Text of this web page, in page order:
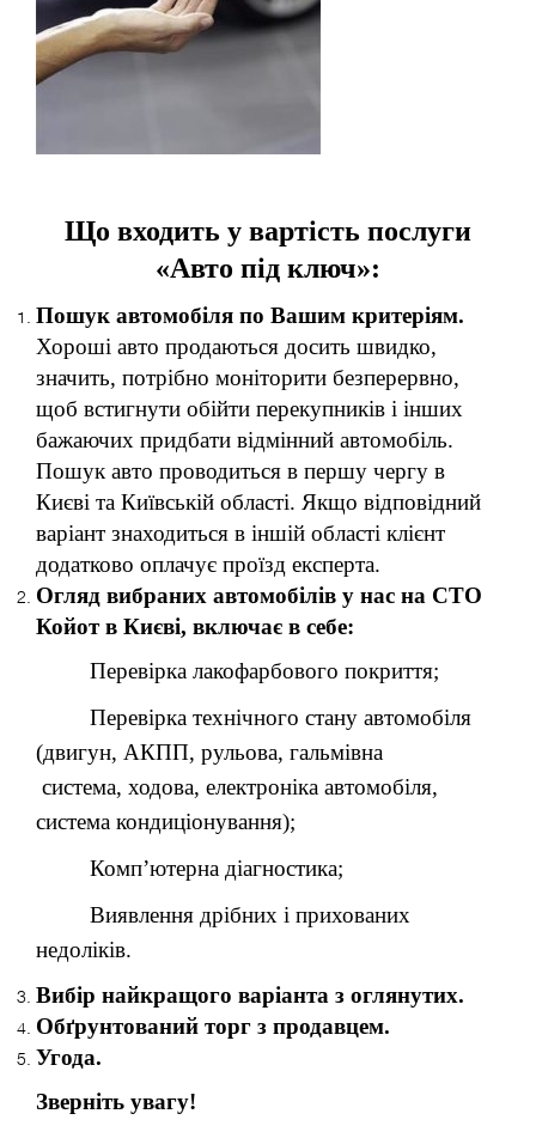
Що входить у вартість послуги
«Авто під ключ»:
Пошук автомобіля по Вашим критеріям.
Хороші авто продаються досить швидко,
значить, потрібно моніторити безперервно,
щоб встигнути обійти перекупників і інших
бажаючих придбати відмінний автомобіль.
Пошук авто проводиться в першу чергу в
Києві та Київській області. Якщо відповідний
варіант знаходиться в іншій області клієнт
додатково оплачує проїзд експерта.
Огляд вибраних автомобілів у нас на СТО
Койот в Києві, включає в себе:
Перевірка лакофарбового покриття;
Перевірка технічного стану автомобіля
(двигун, АКПП, рульова, гальмівна
система, ходова, електроніка автомобіля,
система кондиціонування);
Комп’ютерна діагностика;
Виявлення дрібних і прихованих
недоліків.
Вибір найкращого варіанта з оглянутих.
Обґрунтований торг з продавцем.
Угода.
Зверніть увагу!